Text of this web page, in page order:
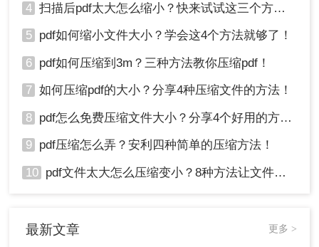
4 扫描后pdf太大怎么缩小？快来试试这三个方法！
5 pdf如何缩小文件大小？学会这4个方法就够了！
6 pdf如何压缩到3m？三种方法教你压缩pdf！
7 如何压缩pdf的大小？分享4种压缩文件的方法！
8 pdf怎么免费压缩文件大小？分享4个好用的方法，简单又快捷！
9 pdf压缩怎么弄？安利四种简单的压缩方法！
10 pdf文件太大怎么压缩变小？8种方法让文件轻松"瘦身"！
最新文章 更多 >